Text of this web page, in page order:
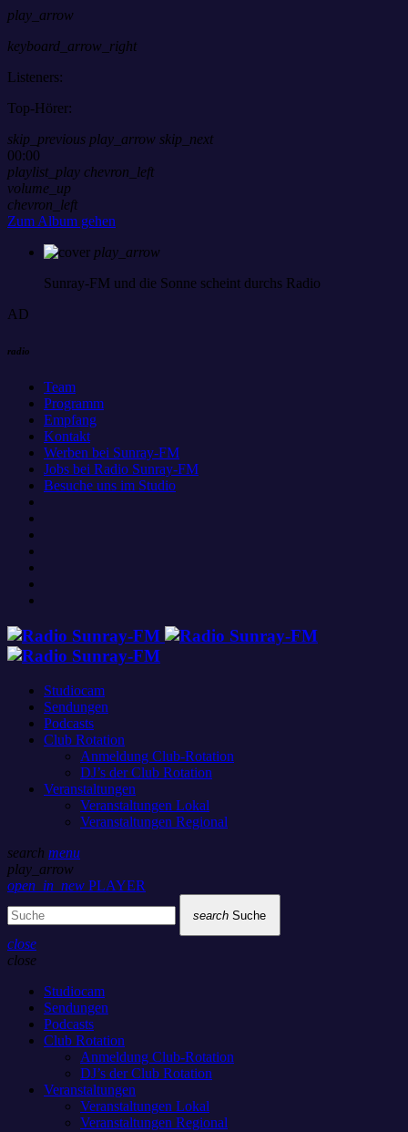
play_arrow
keyboard_arrow_right
Listeners:
Top-Hörer:
skip_previous play_arrow skip_next
00:00
playlist_play chevron_left
volume_up
chevron_left
Zum Album gehen
play_arrow
Sunray-FM und die Sonne scheint durchs Radio
AD
radio
Team
Programm
Empfang
Kontakt
Werben bei Sunray-FM
Jobs bei Radio Sunray-FM
Besuche uns im Studio
Studiocam
Sendungen
Podcasts
Club Rotation
Anmeldung Club-Rotation
DJ’s der Club Rotation
Veranstaltungen
Veranstaltungen Lokal
Veranstaltungen Regional
search menu
play_arrow
open_in_new PLAYER
search Suche
close
close
Studiocam
Sendungen
Podcasts
Club Rotation
Anmeldung Club-Rotation
DJ’s der Club Rotation
Veranstaltungen
Veranstaltungen Lokal
Veranstaltungen Regional